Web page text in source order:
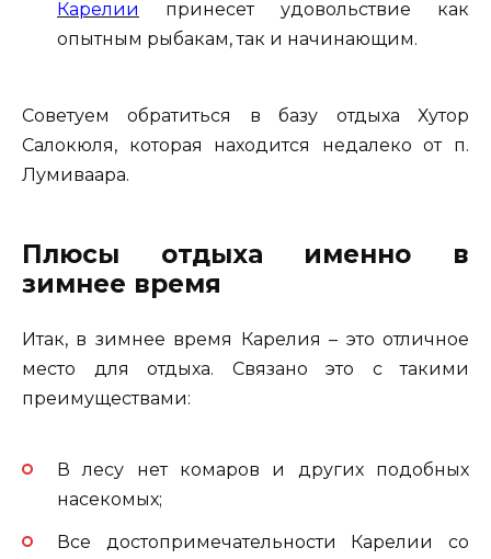
Карелии
принесет удовольствие как
опытным рыбакам, так и начинающим.
Советуем обратиться в базу отдыха Хутор
Салокюля, которая находится недалеко от п.
Лумиваара.
Плюсы отдыха именно в
зимнее время
Итак, в зимнее время Карелия – это отличное
место для отдыха. Связано это с такими
преимуществами:
В лесу нет комаров и других подобных
насекомых;
Все достопримечательности Карелии со